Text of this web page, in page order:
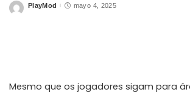
Posted
PlayMod mayo 4, 2025
Mesmo que os jogadores sigam para